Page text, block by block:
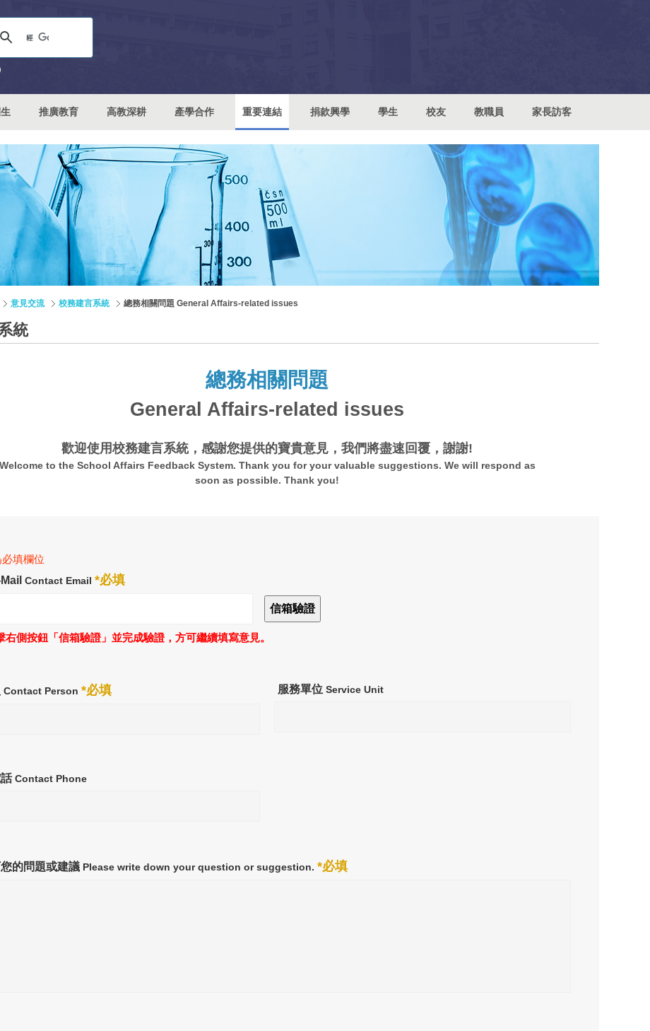
推廣教育 高教深耕 產學合作 重要連結 捐款興學 學生 校友 教職員 家長訪客
意見交流 校務建言系統 總務相關問題 General Affairs-related issues
統
總務相關問題
General Affairs-related issues
歡迎使用校務建言系統，感謝您提供的寶貴意見，我們將盡速回覆，謝謝!
Welcome to the School Affairs Feedback System. Thank you for your valuable suggestions. We will respond as
soon as possible. Thank you!
必填欄位
Contact Email *必填
右側按鈕「信箱驗證」並完成驗證，方可繼續填寫意見。
Contact Person *必填 服務單位 Service Unit
Contact Phone
的問題或建議 Please write down your question or suggestion. *必填